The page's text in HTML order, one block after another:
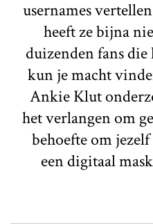
usernames
heeft ze bijna
duizenden fans
kun je macht
Ankie Klut
het verlangen om
behoefte om
een digitaal